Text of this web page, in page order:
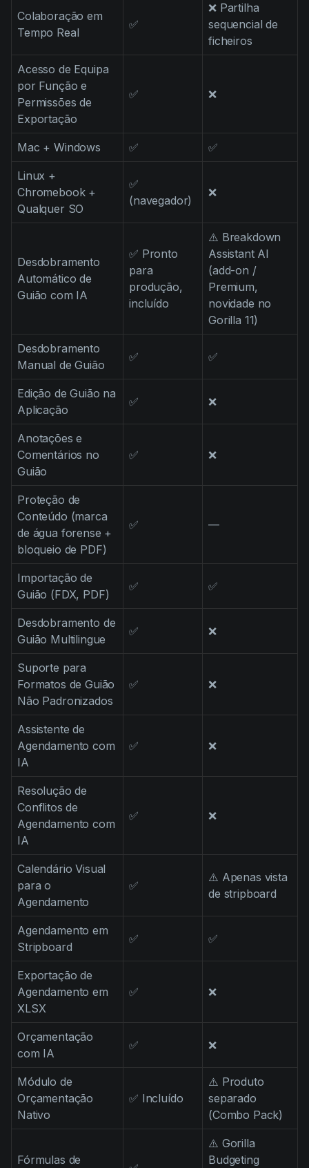
Colaboração em
Tempo Real
✅
❌ Partilha
sequencial de
ficheiros
Acesso de Equipa
por Função e
Permissões de
Exportação
✅ ❌
Mac + Windows ✅ ✅
Linux +
Chromebook +
Qualquer SO
✅
(navegador)
❌
Desdobramento
Automático de
Guião com IA
✅ Pronto
para
produção,
incluído
⚠️ Breakdown
Assistant AI
(add-on /
Premium,
novidade no
Gorilla 11)
Desdobramento
Manual de Guião
✅ ✅
Edição de Guião na
Aplicação
✅ ❌
Anotações e
Comentários no
Guião
✅ ❌
Proteção de
Conteúdo (marca
de água forense +
bloqueio de PDF)
✅ —
Importação de
Guião (FDX, PDF)
✅ ✅
Desdobramento de
Guião Multilingue
✅ ❌
Suporte para
Formatos de Guião
Não Padronizados
✅ ❌
Assistente de
Agendamento com
IA
✅ ❌
Resolução de
Conflitos de
Agendamento com
IA
✅ ❌
Calendário Visual
para o
Agendamento
✅
⚠️ Apenas vista
de stripboard
Agendamento em
Stripboard
✅ ✅
Exportação de
Agendamento em
XLSX
✅ ❌
Orçamentação
com IA
✅ ❌
Módulo de
Orçamentação
Nativo
✅ Incluído
⚠️ Produto
separado
(Combo Pack)
Fórmulas de
⚠️ Gorilla
Budgeting